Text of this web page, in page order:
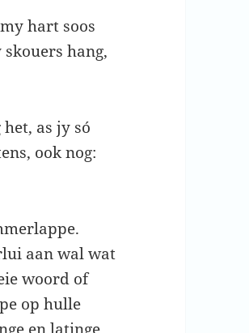
hart soos
hang,
as jy só
ook nog:
aan wal wat
woord of
op hulle